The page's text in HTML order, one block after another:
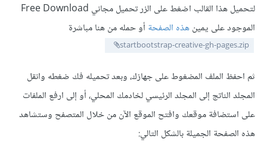
لتحميل هذا القالب اضغط على الزر تحميل مجاني Free Download
الموجود على يمينهذه الصفحة أو حمله من هنا مباشرة
startbootstrap-creative-gh-pages.zip
ثم احفظ الملف المضغوط على جهازك، وبعد تحميله فك ضغطه وانقل
المجلد الناتج إلى المجلد الرئيسي لخادمك المحلي، أو إلى ارفع الملفات
على استضافة موقعك وافتح الموقع الآن من خلال المتصفح وستشاهد
هذه الصفحة الجميلة بالشكل التالي: